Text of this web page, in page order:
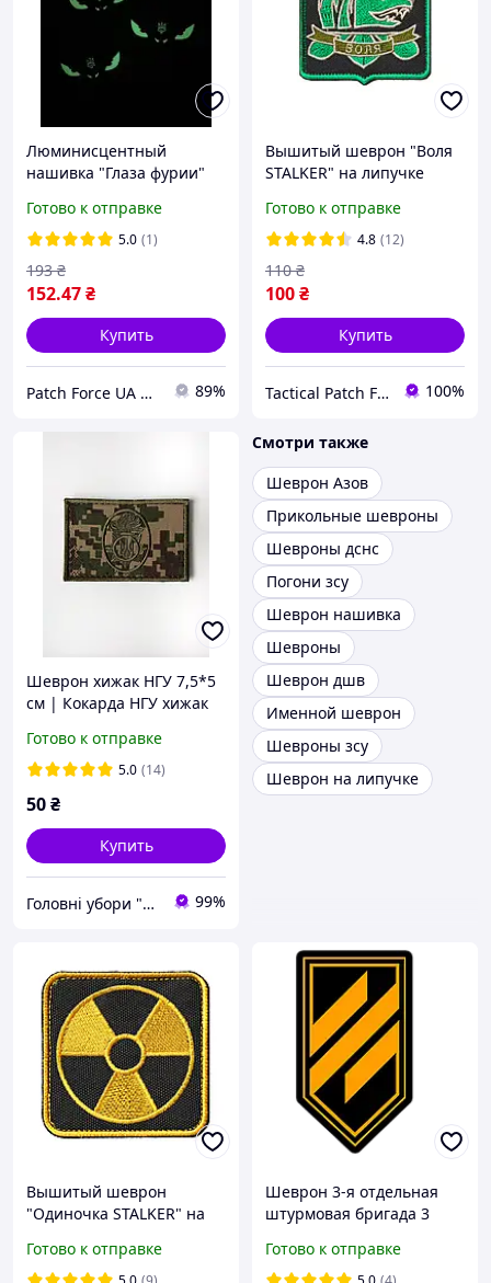
Люминисцентный
нашивка "Глаза фурии"
Готово к отправке
5.0 (1)
152.47₴
193 ₴
Купить
Patch Force UA — Шеврони, нашивки, патчі 89%
Вышитый шеврон "Воля
STALKER" на липучке
Готово к отправке
4.8 (12)
100₴
110 ₴
Купить
Tactical Patch Factory 100%
Шеврон хижак НГУ 7,5*5
см | Кокарда НГУ хижак
НГУ хижак
Готово к отправке
5.0 (14)
50₴
Купить
Головні убори "Еліпс" 99%
Смотри также
Шеврон Азов
Прикольные шевроны
Шевроны дснс
Погони зсу
Шеврон нашивка
Шевроны
Шеврон дшв
Именной шеврон
Шевроны зсу
Шеврон на липучке
Вышитый шеврон
"Одиночка STALKER" на
Готово к отправке
Шеврон 3-я отдельная
штурмовая бригада 3
Готово к отправке